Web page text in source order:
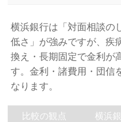
横浜銀行は「対面相談の
低さ」が強みですが、疾
換え・長期固定で金利が
す。金利・諸費用・団信
なります。
比較の観点 横浜